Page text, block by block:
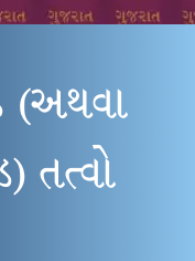
(અથવા
તત્વો